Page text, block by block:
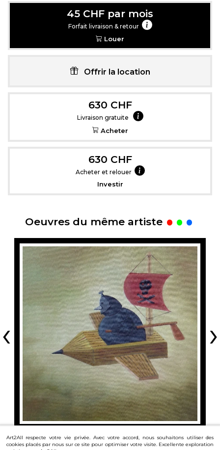
45 CHF par mois
Forfait livraison & retour
Louer
Offrir la location
630 CHF
Livraison gratuite
Acheter
630 CHF
Acheter et relouer
Investir
Oeuvres du même artiste .
‹ ›
Art2All respecte votre vie privée. Avec votre accord, nous souhaitons utiliser des
cookies placés par nous sur ce site pour optimiser votre visite. Excellente exploration